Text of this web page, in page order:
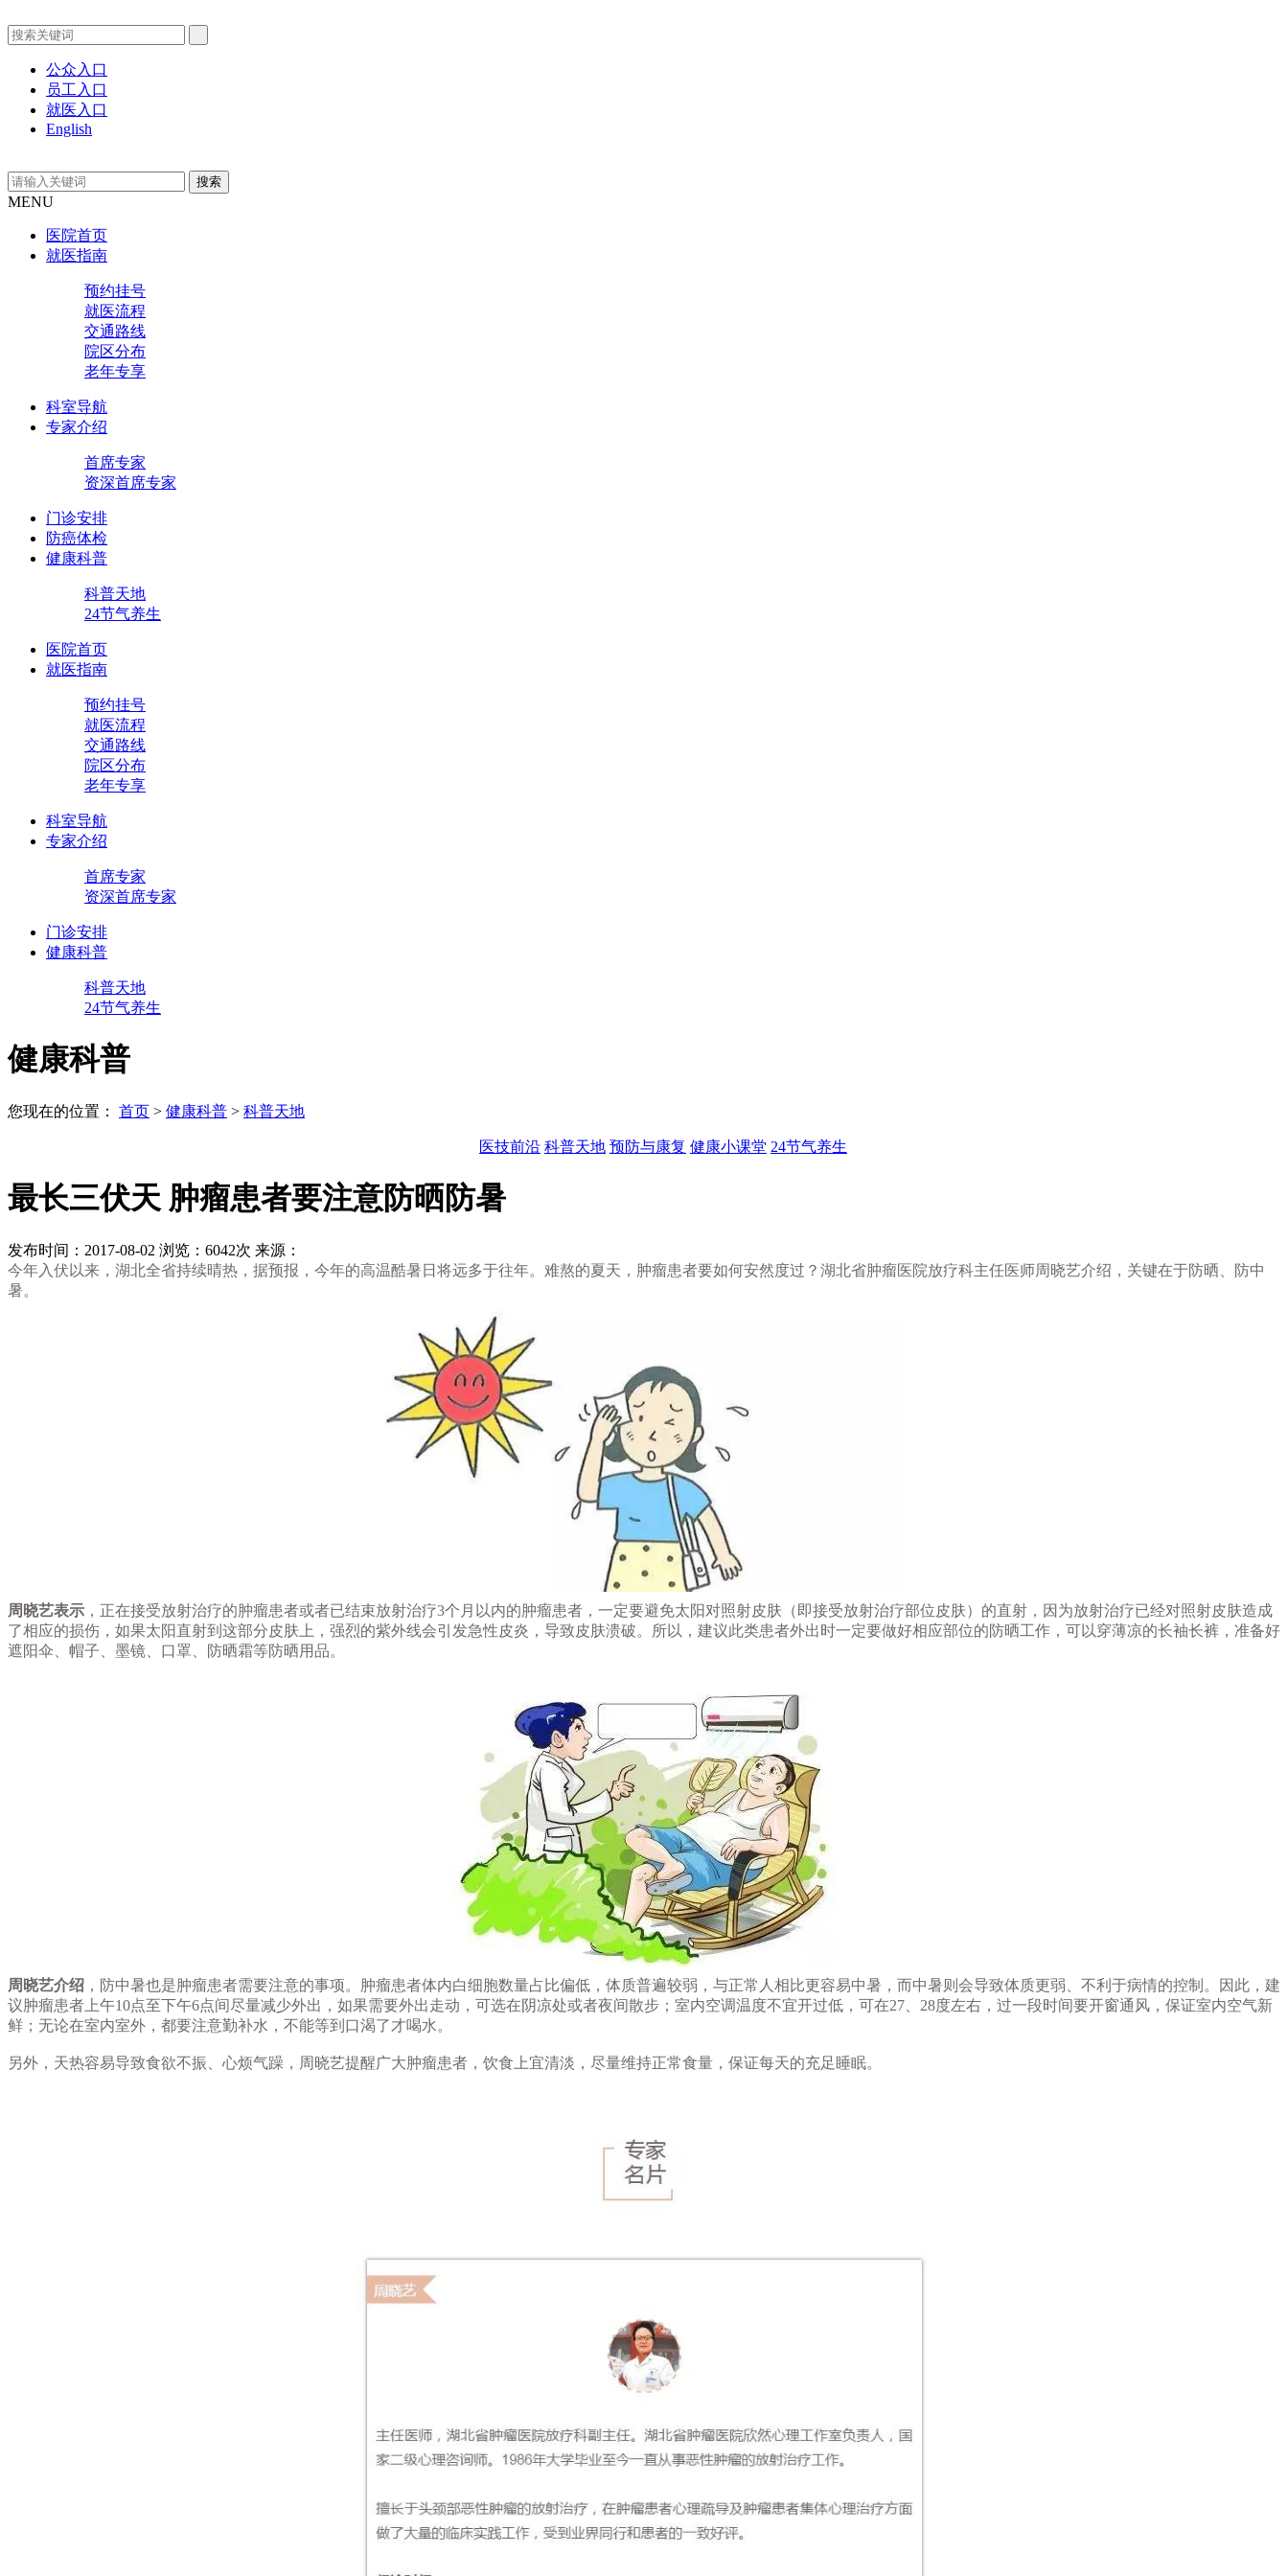
公众入口
员工入口
就医入口
English
MENU
医院首页
就医指南
预约挂号
就医流程
交通路线
院区分布
老年专享
科室导航
专家介绍
首席专家
资深首席专家
门诊安排
防癌体检
健康科普
科普天地
24节气养生
医院首页
就医指南
预约挂号
就医流程
交通路线
院区分布
老年专享
科室导航
专家介绍
首席专家
资深首席专家
门诊安排
健康科普
科普天地
24节气养生
健康科普
您现在的位置： 首页 > 健康科普 > 科普天地
医技前沿 科普天地 预防与康复 健康小课堂 24节气养生
最长三伏天 肿瘤患者要注意防晒防暑
发布时间：2017-08-02 浏览：6042次 来源：
今年入伏以来，湖北全省持续晴热，据预报，今年的高温酷暑日将远多于往年。难熬的夏天，肿瘤患者要如何安然度过？湖北省肿瘤医院放疗科主任医师周晓艺介绍，关键在于防晒、防中
暑。
周晓艺表示 ，正在接受放射治疗的肿瘤患者或者已结束放射治疗3个月以内的肿瘤患者，一定要避免太阳对照射皮肤（即接受放射治疗部位皮肤）的直射，因为放射治疗已经对照射皮肤造成
了相应的损伤，如果太阳直射到这部分皮肤上，强烈的紫外线会引发急性皮炎，导致皮肤溃破。所以，建议此类患者外出时一定要做好相应部位的防晒工作，可以穿薄凉的长袖长裤，准备好
遮阳伞、帽子、墨镜、口罩、防晒霜等防晒用品。
周晓艺介绍 ，防中暑也是肿瘤患者需要注意的事项。肿瘤患者体内白细胞数量占比偏低，体质普遍较弱，与正常人相比更容易中暑，而中暑则会导致体质更弱、不利于病情的控制。因此，建
议肿瘤患者上午10点至下午6点间尽量减少外出，如果需要外出走动，可选在阴凉处或者夜间散步；室内空调温度不宜开过低，可在27、28度左右，过一段时间要开窗通风，保证室内空气新
鲜；无论在室内室外，都要注意勤补水，不能等到口渴了才喝水。
另外，天热容易导致食欲不振、心烦气躁，周晓艺提醒广大肿瘤患者，饮食上宜清淡，尽量维持正常食量，保证每天的充足睡眠。